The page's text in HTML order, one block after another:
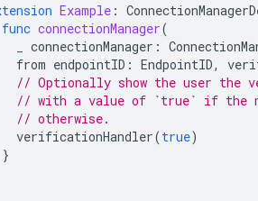
Example :
func connectionManager(
connectionManager :
from endpointID : EndpointID,
// Optionally show the user the
// with a value of `true` if the
// otherwise.
verificationHandler(true)
}